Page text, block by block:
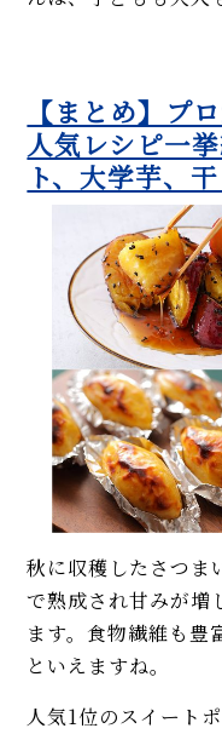
【まとめ】プ
人気レシピ一
ト、大学芋、
秋に収穫したさつま
で熟成され甘みが増
ます。食物繊維も豊
といえますね。
人気1位のスイート